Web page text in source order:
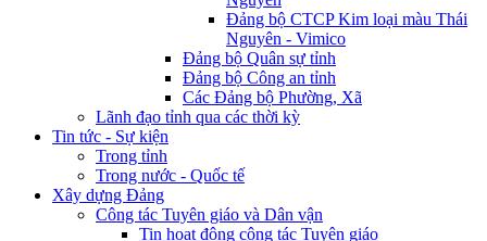
Đảng bộ CTCP Kim loại màu Thái
Nguyên - Vimico
Đảng bộ Quân sự tỉnh
Đảng bộ Công an tỉnh
Các Đảng bộ Phường, Xã
Lãnh đạo tỉnh qua các thời kỳ
Tin tức - Sự kiện
Trong tỉnh
Trong nước - Quốc tế
Xây dựng Đảng
Công tác Tuyên giáo và Dân vận
Tin hoạt động công tác Tuyên giáo